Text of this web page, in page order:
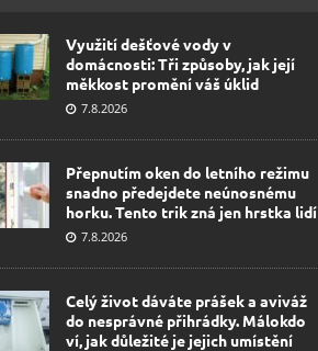
Využití dešťové vody v
domácnosti: Tři způsoby, jak její
měkkost promění váš úklid
7.8.2026
Přepnutím oken do letního režimu
snadno předejdete neúnosnému
horku. Tento trik zná jen hrstka lidí
7.8.2026
Celý život dáváte prášek a aviváž
do nesprávné přihrádky. Málokdo
ví, jak důležité je jejich umístění